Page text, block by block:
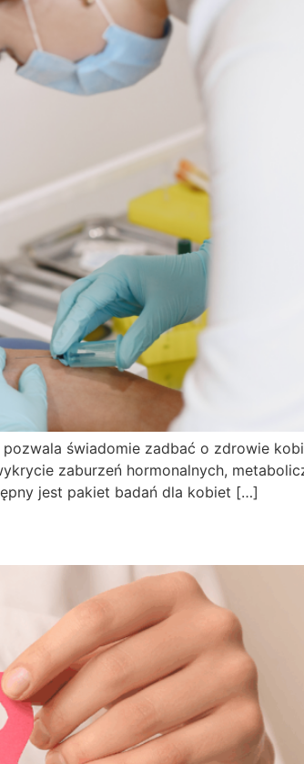
świadomie zadbać o zdrowie
zaburzeń hormonalnych,
jest pakiet badań dla kobiet […]